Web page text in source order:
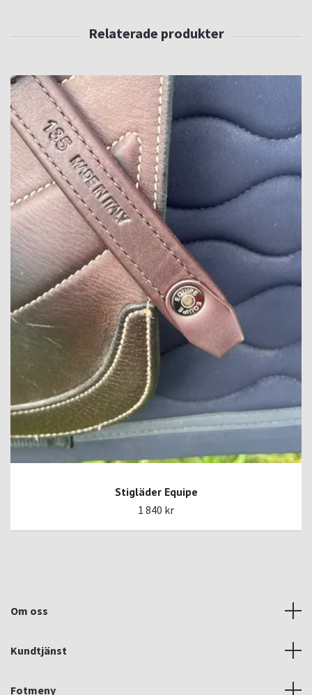
Stigläder Equipe
1 840 kr
Om oss
Kundtjänst
Fotmeny